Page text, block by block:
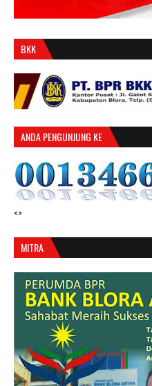
BKK
ANDA PENGUNJUNG KE
<>
MITRA